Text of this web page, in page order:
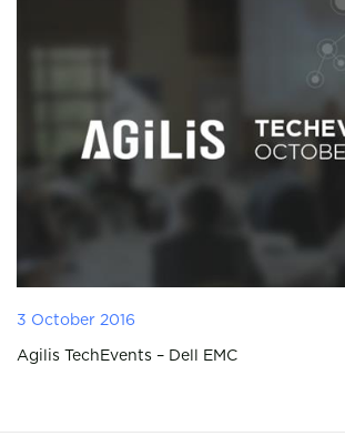
3 October 2016
Agilis TechEvents – Dell EMC